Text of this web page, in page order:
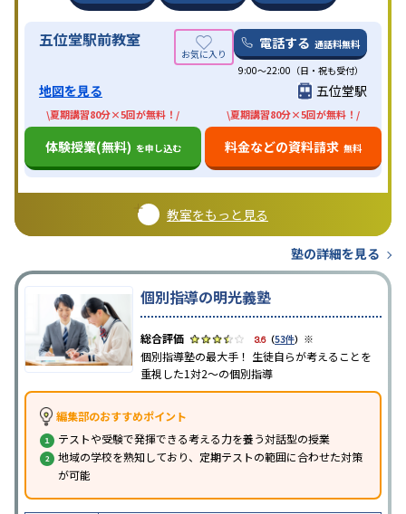
五位堂駅前教室 電話する 通話料無料
9:00～22:00（日・祝も受付）
地図を見る 五位堂駅
\夏期講習80分×5回が無料！/
体験授業(無料) を申し込む
\夏期講習80分×5回が無料！/
料金などの資料請求 無料
教室をもっと見る
塾の詳細を見る
個別指導の明光義塾
3.6（53件） ※
個別指導塾の最大手！ 生徒自らが考えることを
重視した1対2〜の個別指導
編集部のおすすめポイント
テストや受験で発揮できる考える力を養う対話型の授業
地域の学校を熟知しており、定期テストの範囲に合わせた対策
が可能